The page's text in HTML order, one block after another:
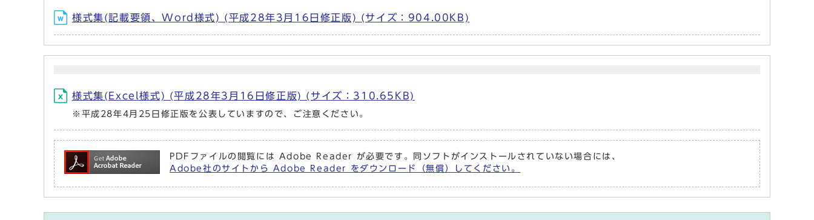
様式集(記載要領、Word様式) (平成28年3月16日修正版) (サイズ：904.00KB)
様式集(Excel様式) (平成28年3月16日修正版) (サイズ：310.65KB)
※平成28年4月25日修正版を公表していますので、ご注意ください。
PDFファイルの閲覧には Adobe Reader が必要です。同ソフトがインストールされていない場合には、
Adobe社のサイトから Adobe Reader をダウンロード（無償）してください。